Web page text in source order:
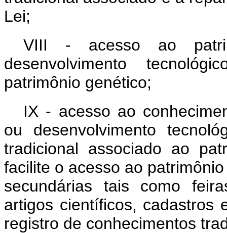
Lei;
VIII - acesso ao
desenvolvimento
patrimônio genético;
IX - acesso ao
ou desenvolvimento
tradicional associado ao
facilite o acesso ao
secundárias tais como
artigos científicos, cadastros
registro de conhecimentos